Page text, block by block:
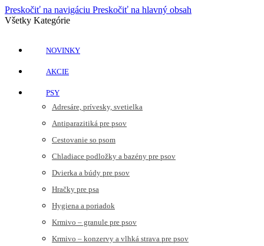
Preskočiť na navigáciu Preskočiť na hlavný obsah
Všetky Kategórie
NOVINKY
AKCIE
PSY
Adresáre, prívesky, svetielka
Antiparazitiká pre psov
Cestovanie so psom
Chladiace podložky a bazény pre psov
Dvierka a búdy pre psov
Hračky pre psa
Hygiena a poriadok
Krmivo – granule pre psov
Krmivo – konzervy a vlhká strava pre psov